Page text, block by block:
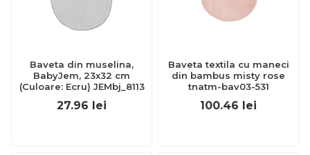
Baveta din muselina,
BabyJem, 23x32 cm
(Culoare: Ecru) JEMbj_8113
27.96 lei
Baveta textila cu maneci
din bambus misty rose
tnatm-bav03-531
100.46 lei